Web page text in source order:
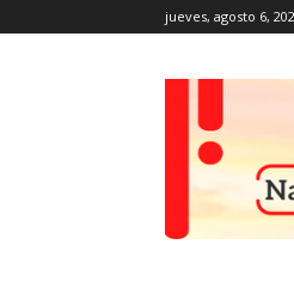
jueves, agosto 6,